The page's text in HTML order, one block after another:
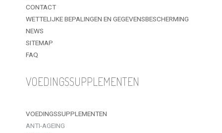
CONTACT
WETTELIJKE BEPALINGEN EN GEGEVENSBESCHERMING
NEWS
SITEMAP
FAQ
VOEDINGSSUPPLEMENTEN
VOEDINGSSUPPLEMENTEN
ANTI-AGEING